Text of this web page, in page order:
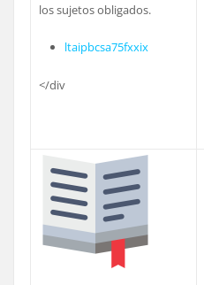
los sujetos obligados.
ltaipbcsa75fxxix
</div